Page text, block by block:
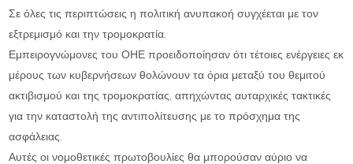
Σε όλες τις περιπτώσεις η πολιτική ανυπακοή συγχέεται με τον
εξτρεμισμό και την τρομοκρατία.
Εμπειρογνώμονες του ΟΗΕ προειδοποίησαν ότι τέτοιες ενέργειες εκ
μέρους των κυβερνήσεων θολώνουν τα όρια μεταξύ του θεμιτού
ακτιβισμού και της τρομοκρατίας, απηχώντας αυταρχικές τακτικές
για την καταστολή της αντιπολίτευσης με το πρόσχημα της
ασφάλειας.
Αυτές οι νομοθετικές πρωτοβουλίες θα μπορούσαν αύριο να